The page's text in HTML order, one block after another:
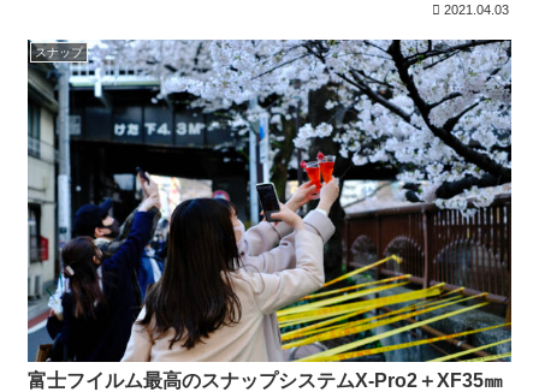
2021.04.03
スナップ
富士フイルム最高のスナップシステムX-Pro2＋XF35㎜